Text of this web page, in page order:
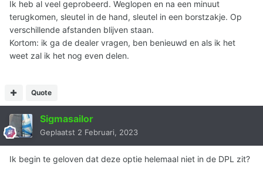
Ik heb al veel geprobeerd. Weglopen en na een minuut
terugkomen, sleutel in de hand, sleutel in een borstzakje. Op
verschillende afstanden blijven staan.
Kortom: ik ga de dealer vragen, ben benieuwd en als ik het
weet zal ik het nog even delen.
Quote
Sigmasailor
Geplaatst 2 Februari, 2023
Ik begin te geloven dat deze optie helemaal niet in de DPL zit?